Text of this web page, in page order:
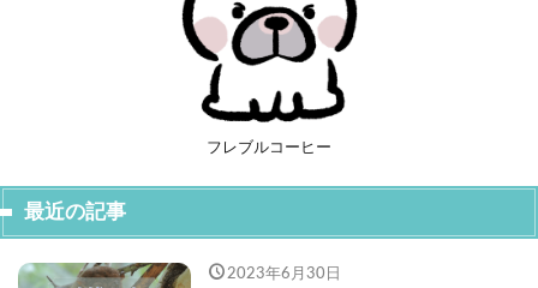
フレブルコーヒー
最近の記事
2023年6月30日